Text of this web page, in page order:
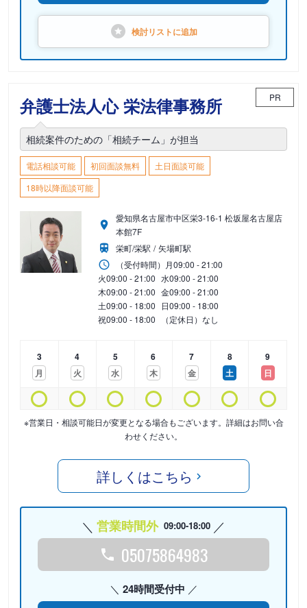
検討リストに追加
弁護士法人心 栄法律事務所 PR
相続案件のための「相続チーム」が担当
電話相談可能 初回面談無料
土日面談可能
18時以降面談可能
愛知県名古屋市中区栄3-16-1 松坂屋名古屋店
本館7F
栄町/栄駅
矢場町駅
（受付時間） 月09:00 - 21:00
火09:00 - 21:00 水09:00 - 21:00
木09:00 - 21:00 金09:00 - 21:00
土09:00 - 18:00 日09:00 - 18:00
祝09:00 - 18:00 （定休日）なし
3
月
4
火
5
水
6
木
7
金
8
土
9
日
※営業日・相談可能日が変更となる場合もございます。詳細はお問い合
わせください。
詳しくはこちら
営業時間外 09:00-18:00
05075864983
24時間受付中